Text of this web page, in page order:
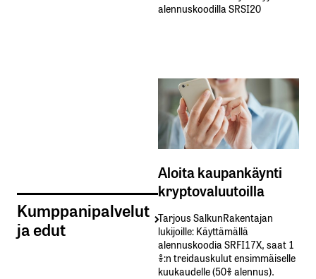
Kumppanipalvelut
ja edut
alennuskoodilla SRSI20
Aloita kaupankäynti
kryptovaluutoilla
Tarjous SalkunRakentajan
lukijoille: Käyttämällä​ ​
alennuskoodia​ ​SRFI17X,​ ​saat​ ​1
%:n treidauskulut​ ​ensimmäiselle​ ​
kuukaudelle​ ​(50%​ ​alennus).